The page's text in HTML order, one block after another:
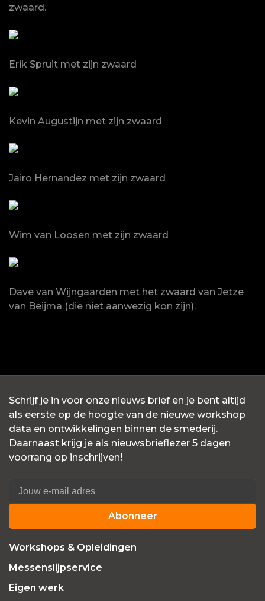
zwaard.
Erik Spruit met zijn zwaard
Kevin Augustijn met zijn zwaard
Jairo Hernandez met zijn zwaard
Wim van Loosen met zijn zwaard
Dave van Wijngaarden met het zwaard van Jetze
van Beijma (die niet aanwezig kon zijn).
Schrijf je in voor onze nieuws brief en je bent altijd
als eerste op de hoogte van de nieuwe workshop
data en ontwikkelingen binnen de smederij.
Daarnaast krijg je als nieuwsbrieflezer 5 dagen
voorrang op inschrijven!
Abonneer
Workshops & Opleidingen
Messenslijpservice
Eigen werk